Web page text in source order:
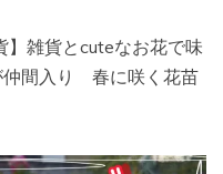
】雑貨とcuteなお花で味
仲間入り 春に咲く花苗